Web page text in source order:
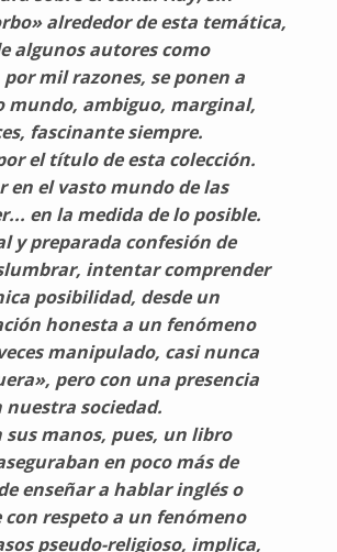
alrededor de esta temática,
algunos autores como
mil razones, se ponen a
mundo, ambiguo, marginal,
fascinante siempre.
el título de esta colección.
en el vasto mundo de las
en la medida de lo posible.
y preparada confesión de
intentar comprender
posibilidad, desde un
honesta a un fenómeno
manipulado, casi nunca
pero con una presencia
nuestra sociedad.
manos, pues, un libro
en poco más de
enseñar a hablar inglés o
respeto a un fenómeno
pseudo-religioso, implica,